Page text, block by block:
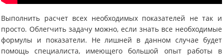
Выполнить расчет всех необходимых показателей не так и
просто. Облегчить задачу можно, если знать все необходимые
формулы и показатели. Не лишней в данном случае будет
помощь специалиста, имеющего большой опыт работы в